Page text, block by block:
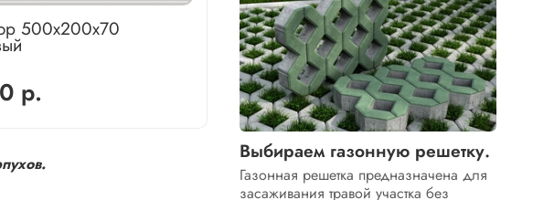
500х200х70
р.
Выбираем газонную решетку.
Газонная решетка предназначена для
засаживания травой участка без